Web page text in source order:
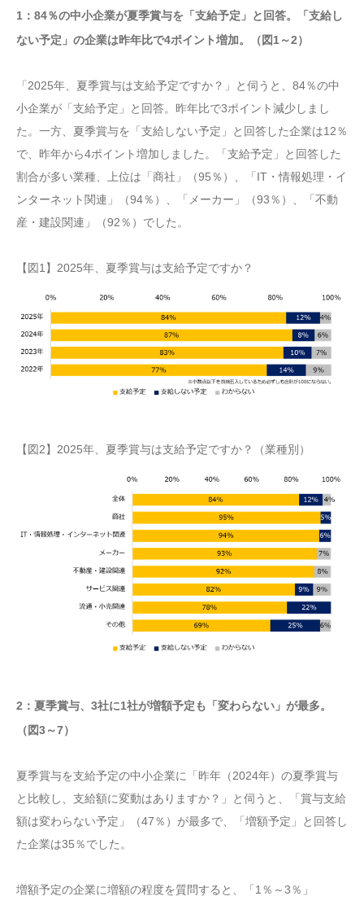
1：84％の中小企業が夏季賞与を「支給予定」と回答。「支給し
ない予定」の企業は昨年比で4ポイント増加。（図1～2）
「2025年、夏季賞与は支給予定ですか？」と伺うと、84％の中
小企業が「支給予定」と回答。昨年比で3ポイント減少しまし
た。一方、夏季賞与を「支給しない予定」と回答した企業は12％
で、昨年から4ポイント増加しました。「支給予定」と回答した
割合が多い業種、上位は「商社」（95％）、「IT・情報処理・イ
ンターネット関連」（94％）、「メーカー」（93％）、「不動
産・建設関連」（92％）でした。
【図1】2025年、夏季賞与は支給予定ですか？
【図2】2025年、夏季賞与は支給予定ですか？（業種別）
2：夏季賞与、3社に1社が増額予定も「変わらない」が最多。
（図3～7）
夏季賞与を支給予定の中小企業に「昨年（2024年）の夏季賞与
と比較し、支給額に変動はありますか？」と伺うと、「賞与支給
額は変わらない予定」（47％）が最多で、「増額予定」と回答し
た企業は35％でした。
増額予定の企業に増額の程度を質問すると、「1％～3％」